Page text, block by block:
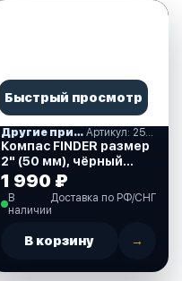
Быстрый просмотр
Другие приборы контроля Артикул: 25-170-01
Компас FINDER размер
2" (50 мм), чёрный
Osculati (25-170-01)
1 990 ₽
В
наличии
Доставка по РФ/СНГ
В корзину →